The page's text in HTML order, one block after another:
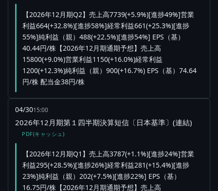
【2026年12月期Q2】売上高7739(+5.9%)[進捗49%]営業
利益664(+32.8%)[進捗58%]経常利益661(+25.3%)[進捗
55%]純利益（親）488(+22.5%)[進捗54%] EPS（基）
40.44円/株【2026年12月期通期予想】売上高
15800(+9.0%)営業利益1150(+16.0%)経常利益
1200(+12.3%)純利益（親）900(+16.7%) EPS（基）74.64
円/株 配当金38円/株
04/3015:00
2026年12月期第１四半期決算短信〔日本基準〕(連結)
PDF(キャッシュ)
【2026年12月期Q1】売上高3787(+1.1%)[進捗24%]営業
利益295(+28.5%)[進捗26%]経常利益281(+15.4%)[進捗
23%]純利益（親）202(+7.5%)[進捗22%] EPS（基）
16.75円/株【2026年12月期通期予想】売上高